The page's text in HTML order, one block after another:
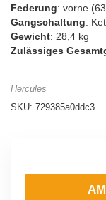
Federung: vorne
Gangschaltung:
Gewicht: 28,4 kg
Zulässiges
Hercules
SKU: 729385a0ddc3